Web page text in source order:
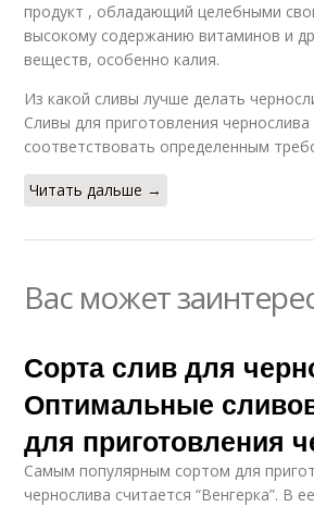
продукт , обладающий целебными
высокому содержанию витаминов и
веществ, особенно калия.
Из какой сливы лучше делать
Сливы для приготовления
соответствовать определенным
Читать дальше →
Вас может
Сорта слив для
Оптимальные
для приготовления
Самым популярным сортом для
чернослива считается “Венгерка”. В